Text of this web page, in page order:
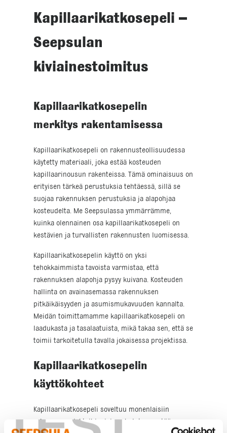
Kapillaarikatkosepeli –
Seepsulan
kiviainestoimitus
Kapillaarikatkosepelin
merkitys rakentamisessa
Kapillaarikatkosepeli on rakennusteollisuudessa
käytetty materiaali, joka estää kosteuden
kapillaarinousun rakenteissa. Tämä ominaisuus on
erityisen tärkeä perustuksia tehtäessä, sillä se
suojaa rakennuksen perustuksia ja alapohjaa
kosteudelta. Me Seepsulassa ymmärrämme,
kuinka olennainen osa kapillaarikatkosepeli on
kestävien ja turvallisten rakennusten luomisessa.
Kapillaarikatkosepelin käyttö on yksi
tehokkaimmista tavoista varmistaa, että
rakennuksen alapohja pysyy kuivana. Kosteuden
hallinta on avainasemassa rakennuksen
pitkäikäisyyden ja asumismukavuuden kannalta.
Meidän toimittamamme kapillaarikatkosepeli on
laadukasta ja tasalaatuista, mikä takaa sen, että se
toimii tarkoitetulla tavalla jokaisessa projektissa.
Kapillaarikatkosepelin
käyttökohteet
Kapillaarikatkosepeli soveltuu monenlaisiin
rakennusprojekteihin, joissa halutaan estää